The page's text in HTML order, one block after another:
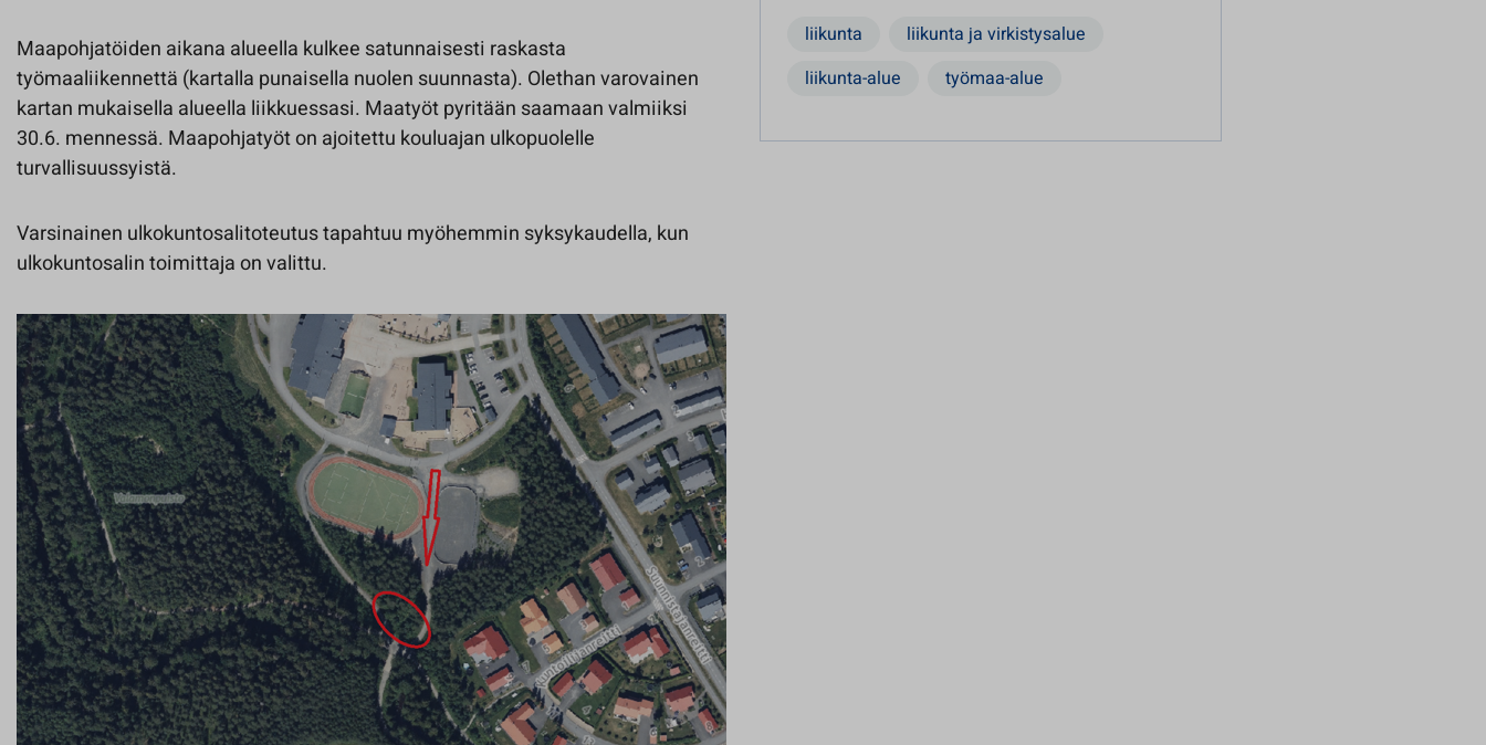
Maapohjatöiden aikana alueella kulkee satunnaisesti raskasta
työmaaliikennettä (kartalla punaisella nuolen suunnasta). Olethan varovainen
kartan mukaisella alueella liikkuessasi. Maatyöt pyritään saamaan valmiiksi
30.6. mennessä. Maapohjatyöt on ajoitettu kouluajan ulkopuolelle
turvallisuussyistä.
Varsinainen ulkokuntosalitoteutus tapahtuu myöhemmin syksykaudella, kun
ulkokuntosalin toimittaja on valittu.
liikunta
liikunta ja virkistysalue
liikunta-alue
työmaa-alue